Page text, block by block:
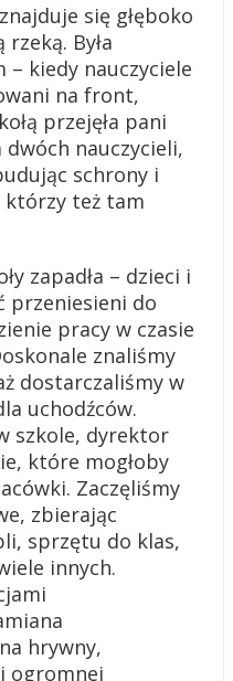
się głęboko
Była
– kiedy nauczyciele
na front,
przejęła pani
nauczycieli,
schrony i
którzy też tam
zapadła – dzieci i
przeniesieni do
pracy w czasie
znaliśmy
dostarczaliśmy w
uchodźców.
szkole, dyrektor
które mogłoby
Zaczęliśmy
zbierając
sprzętu do klas,
innych.
hrywny,
ogromnej